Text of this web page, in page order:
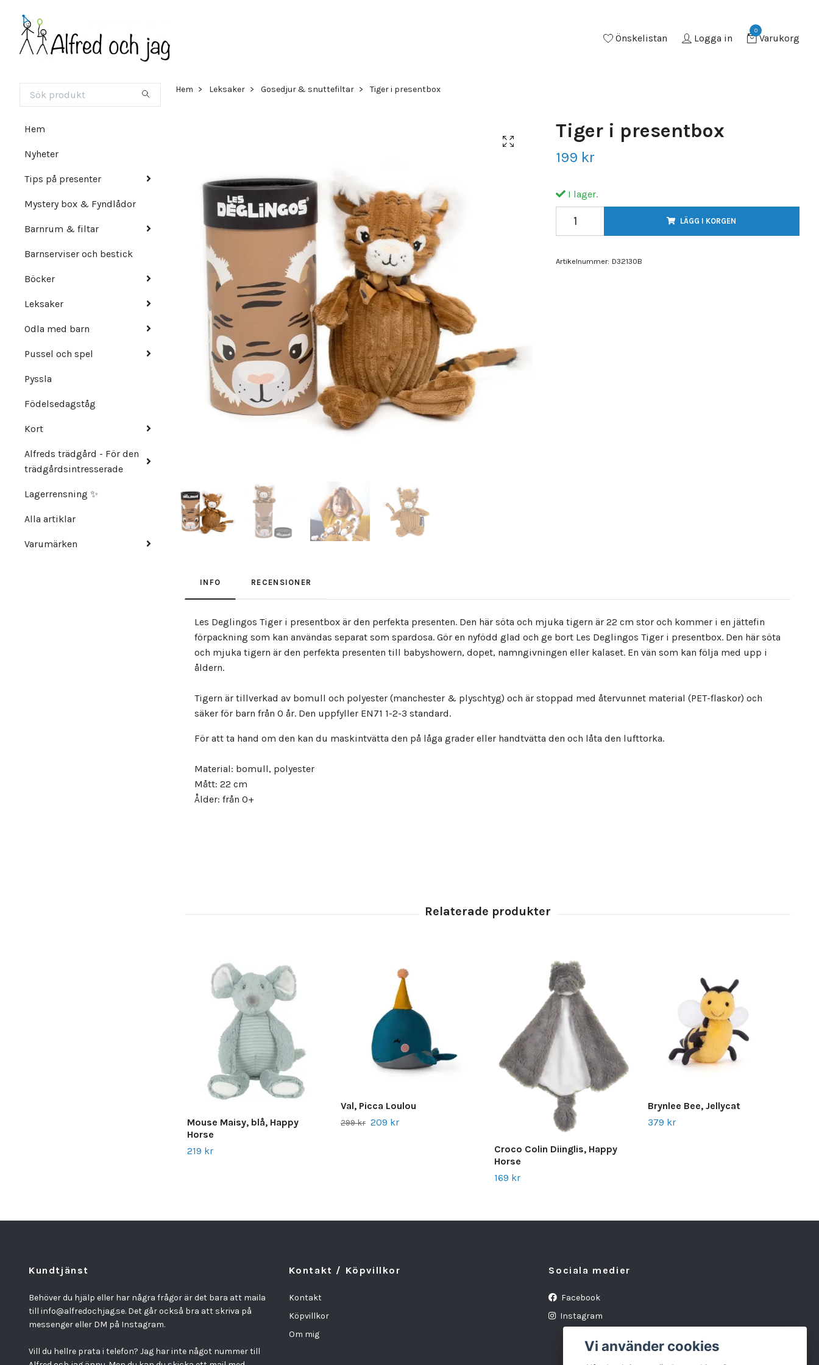
Önskelistan Logga in
0
Varukorg
Hem
Nyheter
Tips på presenter
Mystery box & Fyndlådor
Barnrum & filtar
Barnserviser och bestick
Böcker
Leksaker
Odla med barn
Pussel och spel
Pyssla
Födelsedagståg
Kort
Alfreds trädgård - För den
trädgårdsintresserade
Lagerrensning ✨
Alla artiklar
Varumärken
Hem Leksaker Gosedjur & snuttefiltar Tiger i presentbox
Tiger i presentbox
199 kr
I lager.
LÄGG I KORGEN
Artikelnummer: D32130B
INFO RECENSIONER
Les Deglingos Tiger i presentbox är den perfekta presenten. Den här söta och mjuka tigern är 22 cm stor och kommer i en jättefin
förpackning som kan användas separat som spardosa. Gör en nyfödd glad och ge bort Les Deglingos Tiger i presentbox. Den här söta
och mjuka tigern är den perfekta presenten till babyshowern, dopet, namngivningen eller kalaset. En vän som kan följa med upp i
åldern.
Tigern är tillverkad av bomull och polyester (manchester & plyschtyg) och är stoppad med återvunnet material (PET-flaskor) och
säker för barn från 0 år. Den uppfyller EN71 1-2-3 standard.
För att ta hand om den kan du maskintvätta den på låga grader eller handtvätta den och låta den lufttorka.
Material: bomull, polyester
Mått: 22 cm
Ålder: från 0+
Mouse Maisy, blå, Happy
Horse
219 kr
Val, Picca Loulou
299 kr 209 kr
Croco Colin Diinglis, Happy
Horse
169 kr
Brynlee Bee, Jellycat
379 kr
Kundtjänst
Behöver du hjälp eller har några frågor är det bara att maila
till info@alfredochjag.se. Det går också bra att skriva på
messenger eller DM på Instagram.
Vill du hellre prata i telefon? Jag har inte något nummer till
Kontakt / Köpvillkor
Kontakt
Köpvillkor
Om mig
Sociala medier
Facebook
Instagram
Vi använder cookies